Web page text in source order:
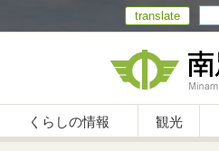
translate
くらしの情報 観光